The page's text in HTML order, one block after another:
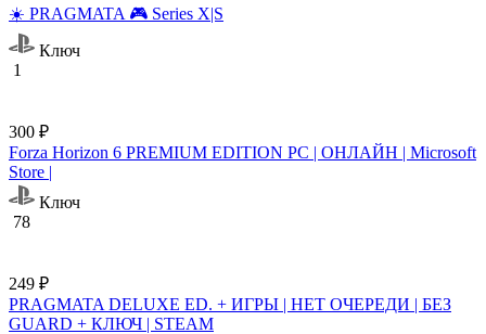
☀️ PRAGMATA 🎮 Series X|S
Ключ
1
300 ₽
Forza Horizon 6 PREMIUM EDITION PC | ОНЛАЙН | Microsoft
Store |
Ключ
78
249 ₽
PRAGMATA DELUXE ED. + ИГРЫ | НЕТ ОЧЕРЕДИ | БЕЗ
GUARD + КЛЮЧ | STEAM